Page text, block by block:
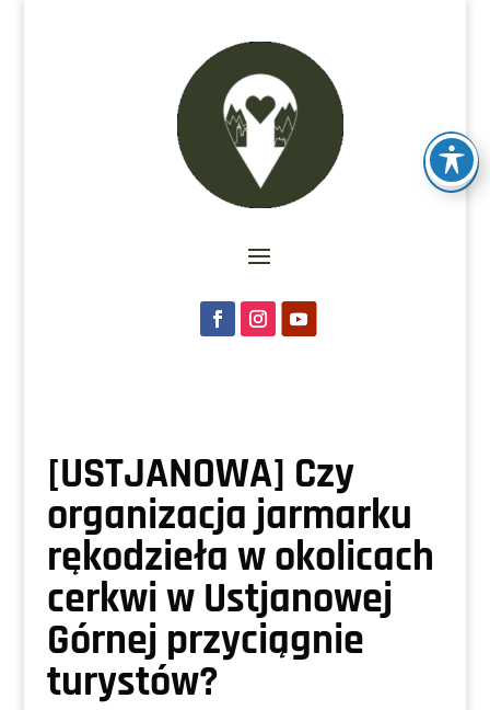
[USTJANOWA] Czy
organizacja jarmarku
rękodzieła w okolicach
cerkwi w Ustjanowej
Górnej przyciągnie
turystów?